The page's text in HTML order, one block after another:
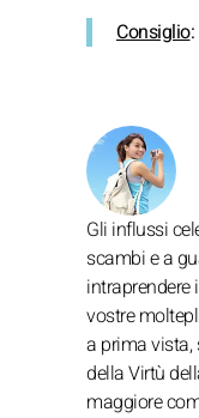
Consiglio:
Gli influssi
scambi e a
vostre
a prima vista,
della Virtù
maggiore